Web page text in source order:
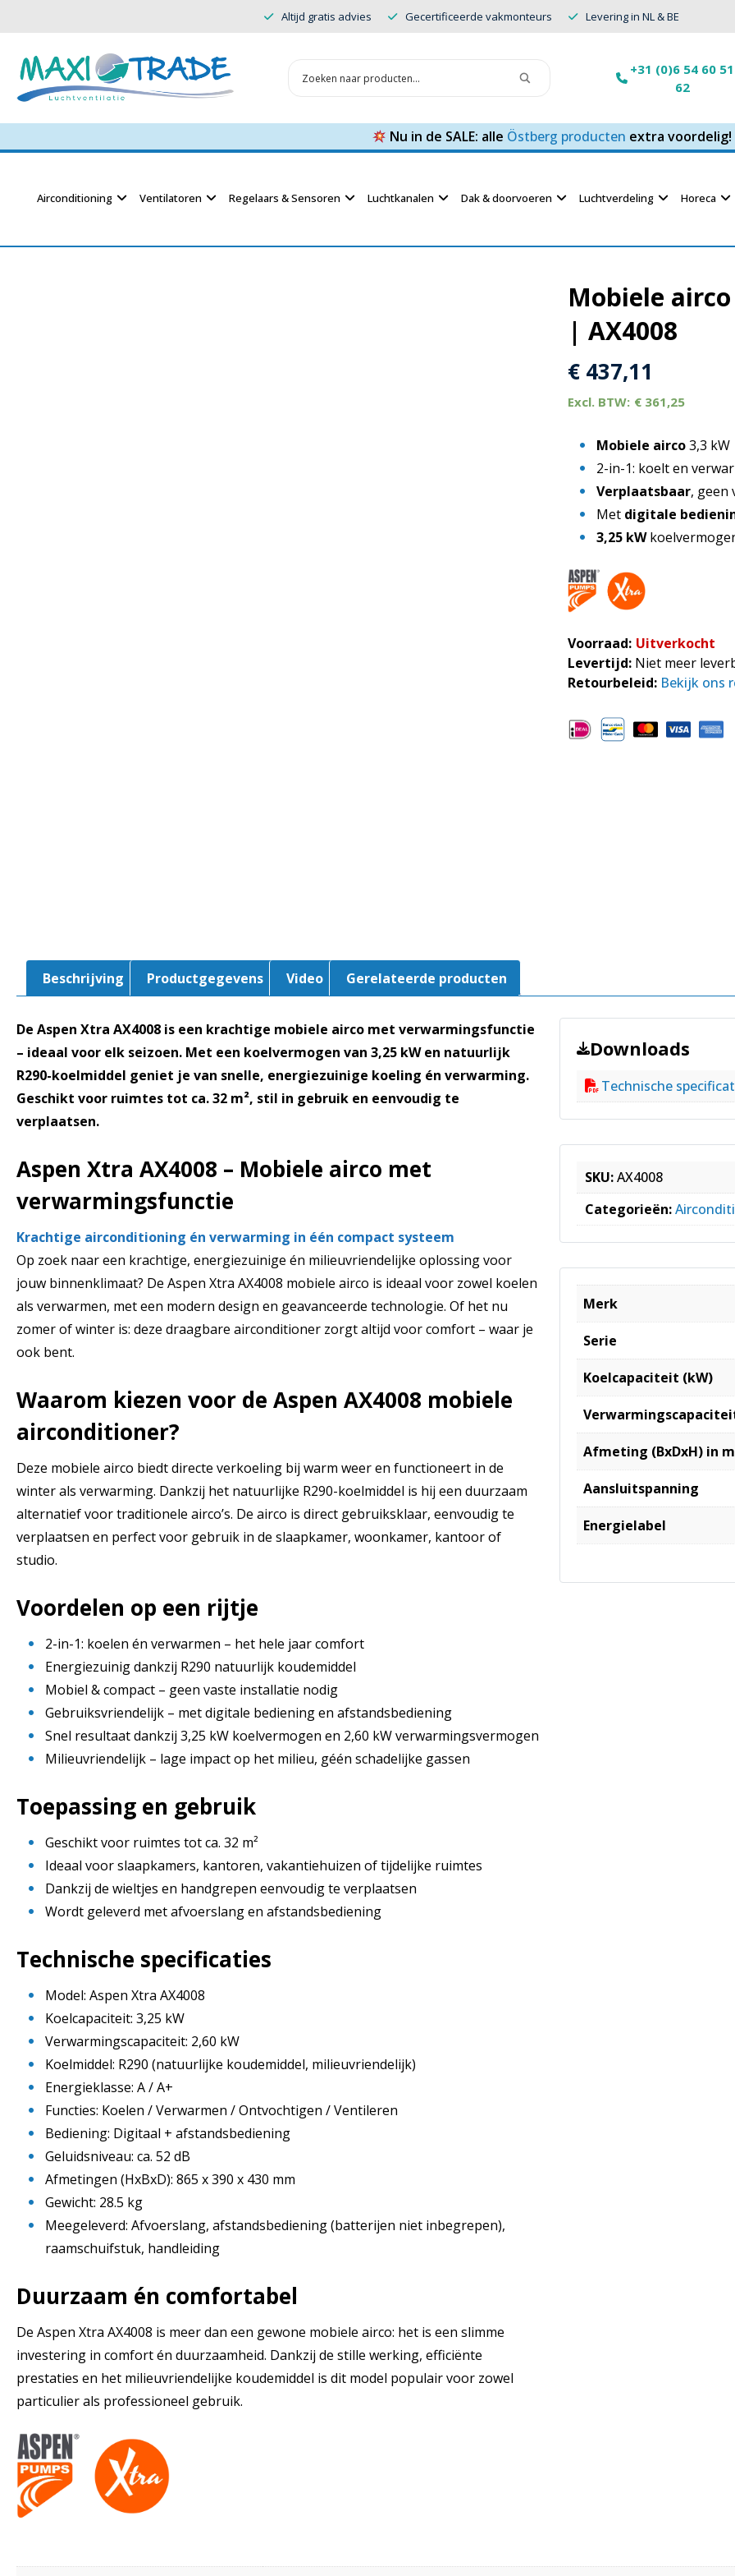
Altijd gratis advies Gecertificeerde vakmonteurs Levering in NL & BE
+31 (0)6 54 60 51
62
Nu in de SALE: alle Östberg producten extra voordelig!
Airconditioning Ventilatoren Regelaars & Sensoren Luchtkanalen Dak & doorvoeren Luchtverdeling Horeca
Mobiele
| AX4008
€ 437,11
€ 361,25
Mobiele airco3,3 kW
2-in-1: koelt en
Verplaatsbaar, geen
Met digitale
3,25 kW
Voorraad: Uitverkocht
Levertijd: Niet meer
Retourbeleid: Bekijk ons
Beschrijving Productgegevens Video Gerelateerde producten
De Aspen Xtra AX4008 is een krachtige mobiele airco met verwarmingsfunctie
– ideaal voor elk seizoen. Met een koelvermogen van 3,25 kW en natuurlijk
R290-koelmiddel geniet je van snelle, energiezuinige koeling én verwarming.
Geschikt voor ruimtes tot ca. 32 m², stil in gebruik en eenvoudig te
verplaatsen.
Aspen Xtra AX4008 – Mobiele airco met
verwarmingsfunctie
Krachtige airconditioning én verwarming in één compact systeem
Op zoek naar een krachtige, energiezuinige én milieuvriendelijke oplossing voor
jouw binnenklimaat? De Aspen Xtra AX4008 mobiele airco is ideaal voor zowel koelen
als verwarmen, met een modern design en geavanceerde technologie. Of het nu
zomer of winter is: deze draagbare airconditioner zorgt altijd voor comfort – waar je
ook bent.
Waarom kiezen voor de Aspen AX4008 mobiele
airconditioner?
Deze mobiele airco biedt directe verkoeling bij warm weer en functioneert in de
winter als verwarming. Dankzij het natuurlijke R290-koelmiddel is hij een duurzaam
alternatief voor traditionele airco’s. De airco is direct gebruiksklaar, eenvoudig te
verplaatsen en perfect voor gebruik in de slaapkamer, woonkamer, kantoor of
studio.
Voordelen op een rijtje
2-in-1: koelen én verwarmen – het hele jaar comfort
Energiezuinig dankzij R290 natuurlijk koudemiddel
Mobiel & compact – geen vaste installatie nodig
Gebruiksvriendelijk – met digitale bediening en afstandsbediening
Snel resultaat dankzij 3,25 kW koelvermogen en 2,60 kW verwarmingsvermogen
Milieuvriendelijk – lage impact op het milieu, géén schadelijke gassen
Toepassing en gebruik
Geschikt voor ruimtes tot ca. 32 m²
Ideaal voor slaapkamers, kantoren, vakantiehuizen of tijdelijke ruimtes
Dankzij de wieltjes en handgrepen eenvoudig te verplaatsen
Wordt geleverd met afvoerslang en afstandsbediening
Technische specificaties
Model: Aspen Xtra AX4008
Koelcapaciteit: 3,25 kW
Verwarmingscapaciteit: 2,60 kW
Koelmiddel: R290 (natuurlijke koudemiddel, milieuvriendelijk)
Energieklasse: A / A+
Functies: Koelen / Verwarmen / Ontvochtigen / Ventileren
Bediening: Digitaal + afstandsbediening
Geluidsniveau: ca. 52 dB
Afmetingen (HxBxD): 865 x 390 x 430 mm
Gewicht: 28.5 kg
Meegeleverd: Afvoerslang, afstandsbediening (batterijen niet inbegrepen),
raamschuifstuk, handleiding
Duurzaam én comfortabel
De Aspen Xtra AX4008 is meer dan een gewone mobiele airco: het is een slimme
investering in comfort én duurzaamheid. Dankzij de stille werking, efficiënte
prestaties en het milieuvriendelijke koudemiddel is dit model populair voor zowel
particulier als professioneel gebruik.
Downloads
Technische
SKU:AX4008
Categorieën:
Merk
Serie
Koelcapaciteit (kW)
Afmeting (BxDxH) in
Aansluitspanning
Energielabel